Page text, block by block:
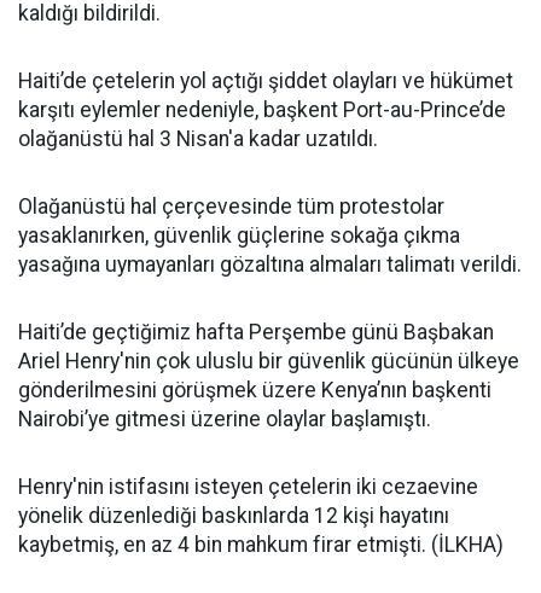
kaldığı bildirildi.
Haiti’de çetelerin yol açtığı şiddet olayları ve hükümet
karşıtı eylemler nedeniyle, başkent Port-au-Prince’de
olağanüstü hal 3 Nisan'a kadar uzatıldı.
Olağanüstü hal çerçevesinde tüm protestolar
yasaklanırken, güvenlik güçlerine sokağa çıkma
yasağına uymayanları gözaltına almaları talimatı verildi.
Haiti’de geçtiğimiz hafta Perşembe günü Başbakan
Ariel Henry'nin çok uluslu bir güvenlik gücünün ülkeye
gönderilmesini görüşmek üzere Kenya’nın başkenti
Nairobi’ye gitmesi üzerine olaylar başlamıştı.
Henry'nin istifasını isteyen çetelerin iki cezaevine
yönelik düzenlediği baskınlarda 12 kişi hayatını
kaybetmiş, en az 4 bin mahkum firar etmişti. (İLKHA)